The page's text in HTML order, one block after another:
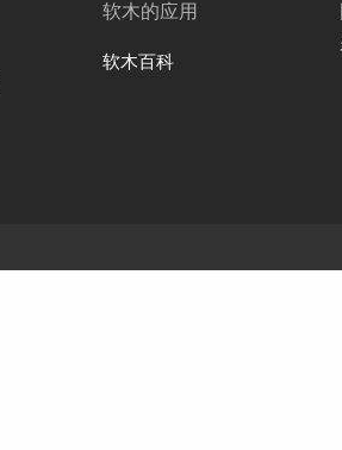
软木的应用
软木百科